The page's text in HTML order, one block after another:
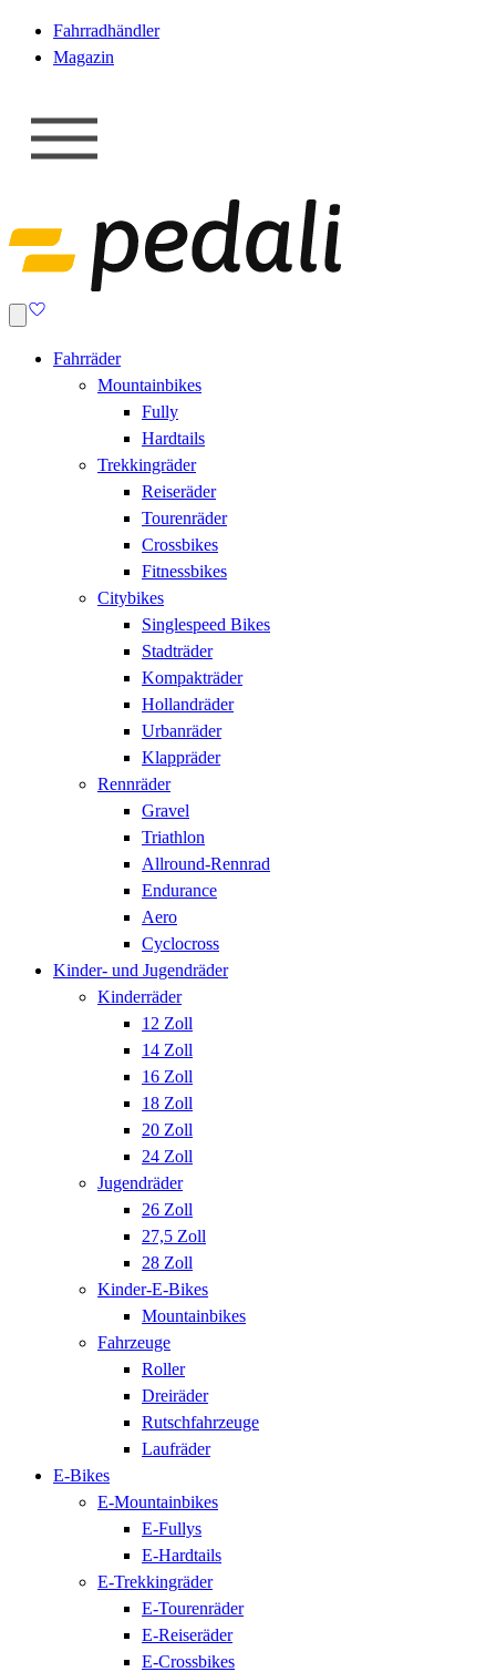
Fahrradhändler
Magazin
Fahrräder
Mountainbikes
Fully
Hardtails
Trekkingräder
Reiseräder
Tourenräder
Crossbikes
Fitnessbikes
Citybikes
Singlespeed Bikes
Stadträder
Kompakträder
Hollandräder
Urbanräder
Klappräder
Rennräder
Gravel
Triathlon
Allround-Rennrad
Endurance
Aero
Cyclocross
Kinder- und Jugendräder
Kinderräder
12 Zoll
14 Zoll
16 Zoll
18 Zoll
20 Zoll
24 Zoll
Jugendräder
26 Zoll
27,5 Zoll
28 Zoll
Kinder-E-Bikes
Mountainbikes
Fahrzeuge
Roller
Dreiräder
Rutschfahrzeuge
Laufräder
E-Bikes
E-Mountainbikes
E-Fullys
E-Hardtails
E-Trekkingräder
E-Tourenräder
E-Reiseräder
E-Crossbikes